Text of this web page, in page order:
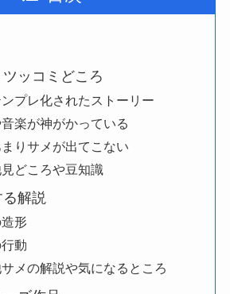
ッコミどころ
プレ化されたストーリー
楽が神がかっている
りサメが出てこない
どころや豆知識
解説
形
動
メの解説や気になるところ